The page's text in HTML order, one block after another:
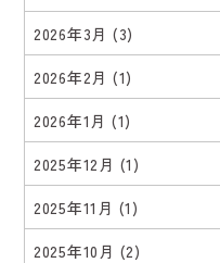
2026年3月 (3)
2026年2月 (1)
2026年1月 (1)
2025年12月 (1)
2025年11月 (1)
2025年10月 (2)